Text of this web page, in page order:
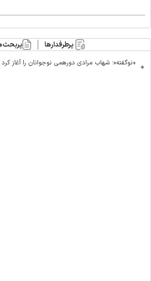
پرطرفدارها پربحث‌ها
«نوگفته»؛ شهاب مرادی دورهمی نوجوانان را آغاز کرد